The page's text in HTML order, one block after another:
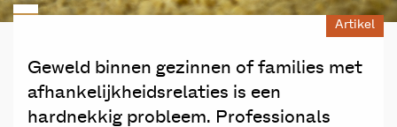
Artikel
Geweld binnen gezinnen of families met
afhankelijkheidsrelaties is een
hardnekkig probleem. Professionals